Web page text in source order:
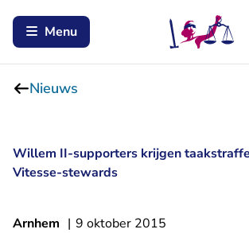
Menu
Nieuws
Willem II-supporters krijgen
Vitesse-stewards
Arnhem | 9 oktober 2015